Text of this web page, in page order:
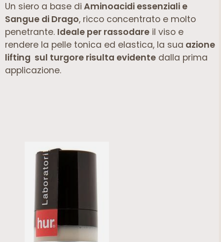
Un siero a base di Aminoacidi essenziali e
Sangue di Drago, ricco concentrato e molto
penetrante. Ideale per rassodare il viso e
rendere la pelle tonica ed elastica, la sua azione
lifting sul turgore risulta evidente dalla prima
applicazione.